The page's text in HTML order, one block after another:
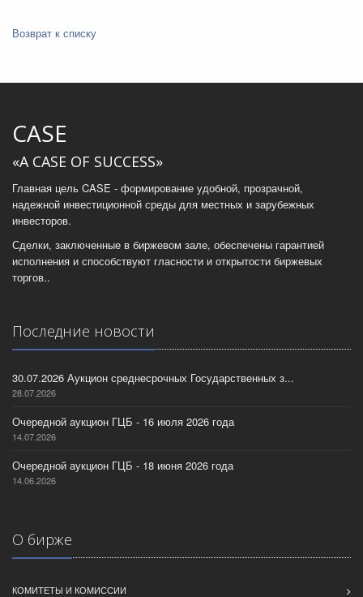
Возврат к списку
CASE
«A CASE OF SUCCESS»
Главная цель CASE - формирование удобной, прозрачной,
надежной инвестиционной среды для местных и зарубежных
инвесторов.
Сделки, заключенные в биржевом зале, обеспечены гарантией
исполнения и способствуют гласности и открытости биржевых
торгов..
Последние новости
30.07.2026 Аукцион среднесрочных Государственных з...
28.07.2026
Очередной аукцион ГЦБ - 16 июля 2026 года
14.07.2026
Очередной аукцион ГЦБ - 18 июня 2026 года
14.06.2026
О бирже
КОМИТЕТЫ И КОМИССИИ